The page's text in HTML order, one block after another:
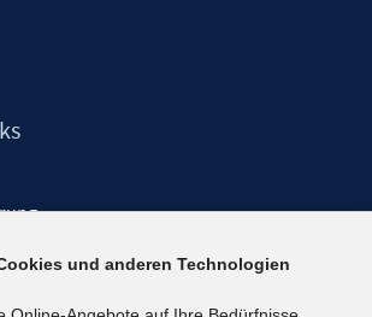
und anderen Technologien